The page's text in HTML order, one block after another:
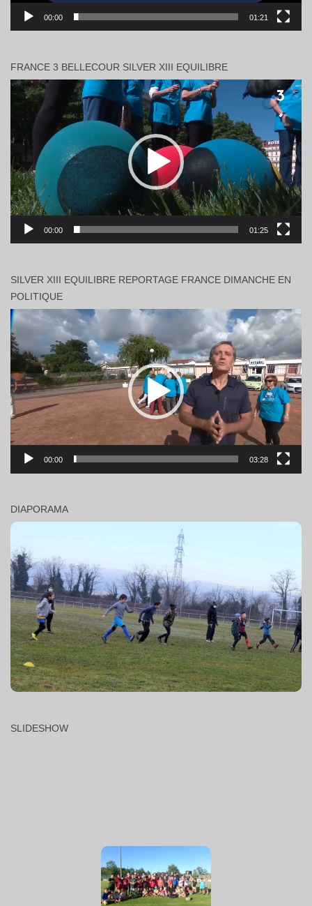
00:00 01:21
FRANCE 3 BELLECOUR SILVER XIII EQUILIBRE
Lecteur
vidéo
00:00 01:25
SILVER XIII EQUILIBRE REPORTAGE FRANCE DIMANCHE EN
POLITIQUE
Lecteur
vidéo
00:00 03:28
DIAPORAMA
SLIDESHOW